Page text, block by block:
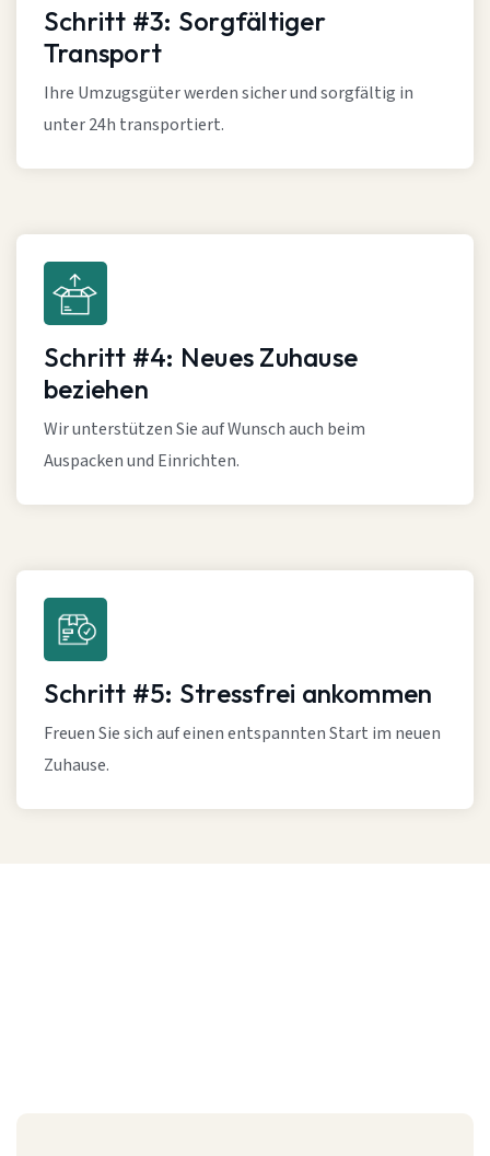
Schritt #3: Sorgfältiger
Transport
Ihre Umzugsgüter werden sicher und sorgfältig in
unter 24h transportiert.
Schritt #4: Neues Zuhause
beziehen
Wir unterstützen Sie auf Wunsch auch beim
Auspacken und Einrichten.
Schritt #5: Stressfrei ankommen
Freuen Sie sich auf einen entspannten Start im neuen
Zuhause.